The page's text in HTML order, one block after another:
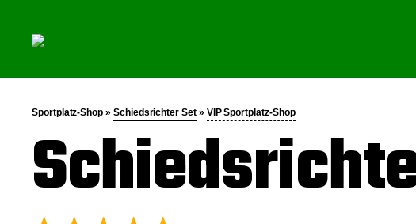
Sportplatz-Shop » Schiedsrichter Set» VIP Sportplatz-Shop